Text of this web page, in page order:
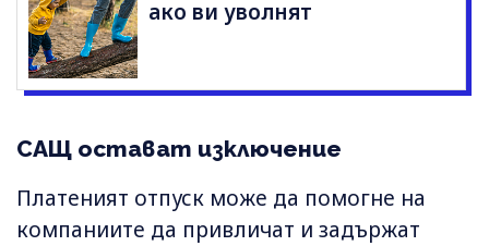
ако ви уволнят
САЩ остават изключение
Платеният отпуск може да помогне на
компаниите да привличат и задържат